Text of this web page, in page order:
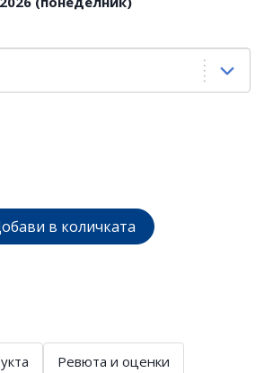
в количката
Ревюта и оценки